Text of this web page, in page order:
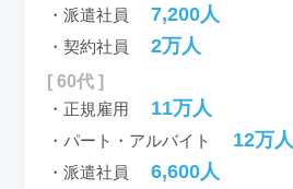
・派遣社員 7,200人
・契約社員 2万人
[ 60代 ]
・正規雇用
11万人
・パート・アルバイト 12万人
・派遣社員 6,600人